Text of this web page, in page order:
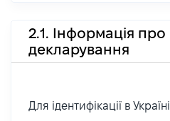
2.1. Інформація про
декларування
Для ідентифікації в Україні